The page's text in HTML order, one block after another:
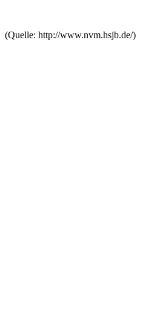
(Quelle: http://www.nvm.hsjb.de/)